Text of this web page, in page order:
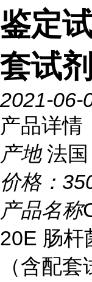
鉴定
套试
2021-06-
产品详情
产地 法国
价格：
产品名称
20E 肠杆
（含配